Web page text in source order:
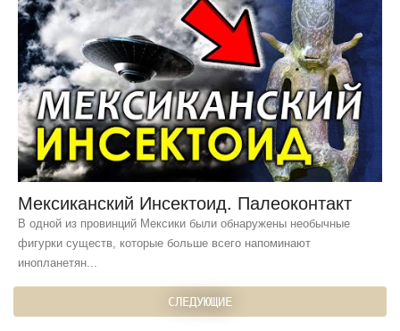
Мексиканский Инсектоид. Палеоконтакт
В одной из провинций Мексики были обнаружены необычные
фигурки существ, которые больше всего напоминают
инопланетян...
СЛЕДУЮЩИЕ